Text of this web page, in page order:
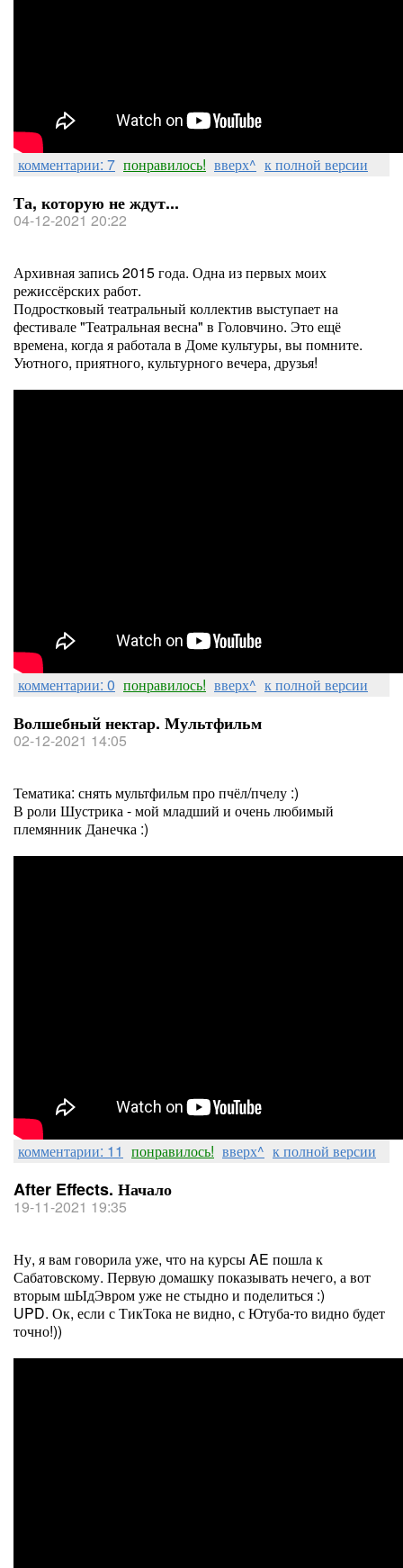
комментарии: 7 понравилось! вверх^ к полной версии
Та, которую не ждут...
04-12-2021 20:22
Архивная запись 2015 года. Одна из первых моих
режиссёрских работ.
Подростковый театральный коллектив выступает на
фестивале "Театральная весна" в Головчино. Это ещё
времена, когда я работала в Доме культуры, вы помните.
Уютного, приятного, культурного вечера, друзья!
комментарии: 0 понравилось! вверх^ к полной версии
Волшебный нектар. Мультфильм
02-12-2021 14:05
Тематика: снять мультфильм про пчёл/пчелу :)
В роли Шустрика - мой младший и очень любимый
племянник Данечка :)
комментарии: 11 понравилось! вверх^ к полной версии
After Effects. Начало
19-11-2021 19:35
Ну, я вам говорила уже, что на курсы AE пошла к
Сабатовскому. Первую домашку показывать нечего, а вот
вторым шЫдЭвром уже не стыдно и поделиться :)
UPD. Ок, если с ТикТока не видно, с Ютуба-то видно будет
точно!))